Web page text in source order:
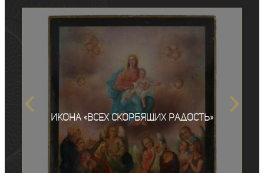
Икона «Всех скорбящих Радость»